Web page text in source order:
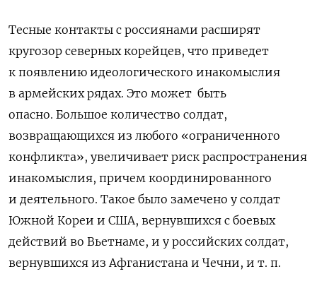
Тесные контакты с россиянами расширят
кругозор северных корейцев, что приведет
к появлению идеологического инакомыслия
в армейских рядах. Это может быть
опасно. Большое количество солдат,
возвращающихся из любого «ограниченного
конфликта», увеличивает риск распространения
инакомыслия, причем координированного
и деятельного. Такое было замечено у солдат
Южной Кореи и США, вернувшихся с боевых
действий во Вьетнаме, и у российских солдат,
вернувшихся из Афганистана и Чечни, и т. п.